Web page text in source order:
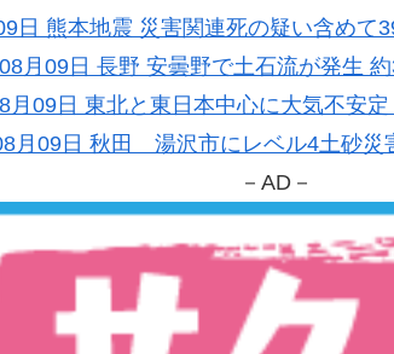
日 熊本地震 災害関連死の疑い含めて
月09日 長野 安曇野で土石流が発生
月09日 東北と東日本中心に大気不安
月09日 秋田 湯沢市にレベル4土砂災
－AD－